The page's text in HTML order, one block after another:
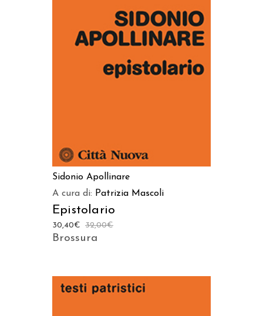
AGGIUNGI AL CARRELLO
Sidonio Apollinare
A cura di: Patrizia Mascoli
Epistolario
32,00€
30,40€
Brossura